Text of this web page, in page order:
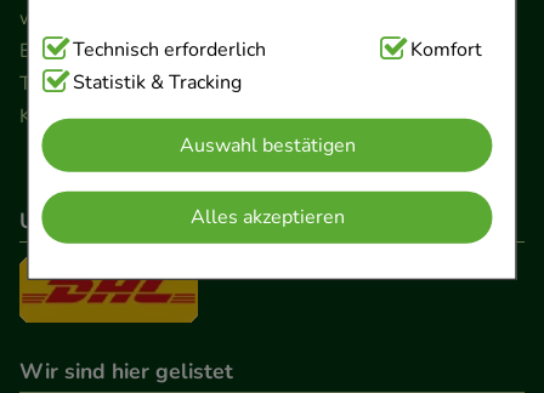
Technisch Notwendig:Hierbei handelt es sich um
Cookies, die für die Grundfunktionen unserer
Website notwendig sind (z.B. Navigation,
Warenkorb, Kundenkonto), weshalb auf diese nicht
verzichtet werden kann.
Komfort:Diese Cookies werden genutzt um das
Einkaufserlebnis noch ansprechender zu gestalten,
beispielsweise für die Wiedererkennung des
Verhaltensweisen (z.B. Spracheinstellung)
Technisch erforderlich
Komfort
Statistik & Tracking
Auswahl bestätigen
Alles akzeptieren
www.ApoSalis.de
Ernst-August-Platz 2 · 30159 Hannover
Telefon 0511 89 71 80 0 · Fax 0511 89 71 80 11
Kontaktformular
Unser Versanddienstleister
Wir sind hier gelistet